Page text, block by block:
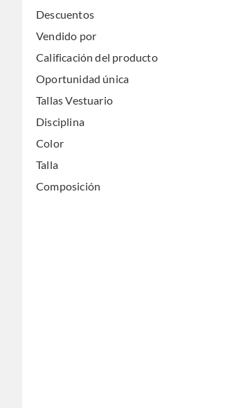
Descuentos
Vendido por
Calificación del producto
Oportunidad única
Tallas Vestuario
Disciplina
Color
Talla
Composición